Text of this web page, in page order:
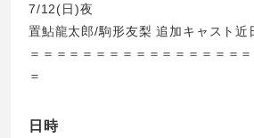
7/12(日)夜
置鮎龍太郎/駒形友梨 追加キャスト近
＝＝＝＝＝＝＝＝＝＝＝＝＝＝＝＝
＝
日時